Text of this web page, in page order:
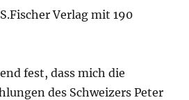
Verlag mit 190
fest, dass mich die
des Schweizers Peter